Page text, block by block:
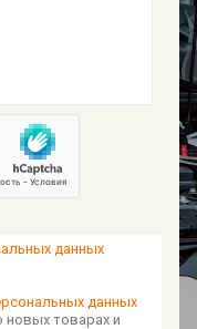
данных
данных
новых товарах и